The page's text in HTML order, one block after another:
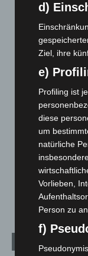
7. August 2026
Brand im „Haus
eingedämmt
6. August 2026
Region
Roten Kreuz
5. August 2026
Mann läuft mit
5. August 2026
Celle: Mensch
5. August 2026
d)
Ziel, ihre
e)
Profiling ist
diese
um
natürliche
Vorlieben,
Person zu
f)